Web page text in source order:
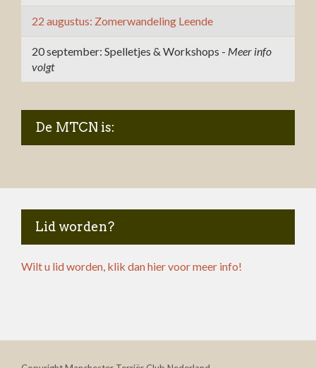
22 augustus: Zomerwandeling Leende
20 september: Spelletjes & Workshops - Meer info
volgt
De MTCN is:
Lid worden?
Wilt u lid worden, klik dan hier voor meer info!